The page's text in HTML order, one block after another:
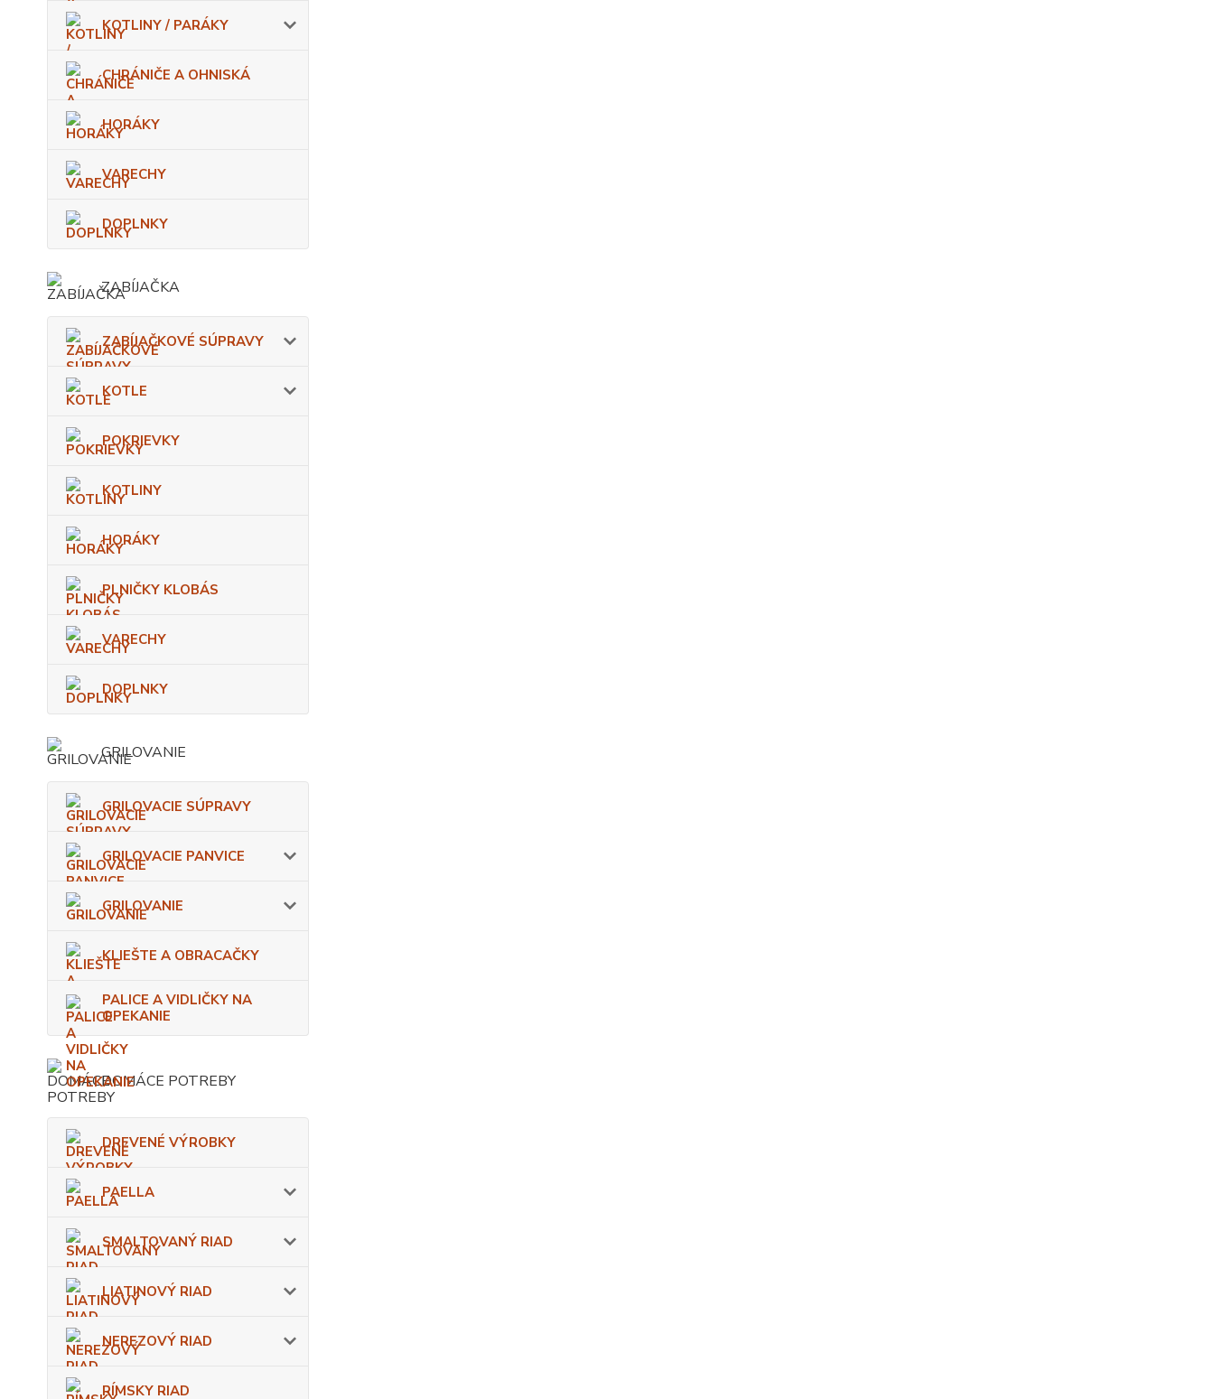
KOTLINY / PARÁKY
CHRÁNIČE A OHNISKÁ
HORÁKY
VARECHY
DOPLNKY
ZABÍJAČKA
ZABÍJAČKOVÉ SÚPRAVY
KOTLE
POKRIEVKY
KOTLINY
HORÁKY
PLNIČKY KLOBÁS
VARECHY
DOPLNKY
GRILOVANIE
GRILOVACIE SÚPRAVY
GRILOVACIE PANVICE
GRILOVANIE
KLIEŠTE A OBRACAČKY
PALICE A VIDLIČKY NA
OPEKANIE
DOMÁCE POTREBY
DREVENÉ VÝROBKY
PAELLA
SMALTOVANÝ RIAD
LIATINOVÝ RIAD
NEREZOVÝ RIAD
RÍMSKY RIAD